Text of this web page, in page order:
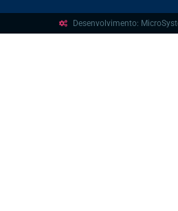
Desenvolvimento: